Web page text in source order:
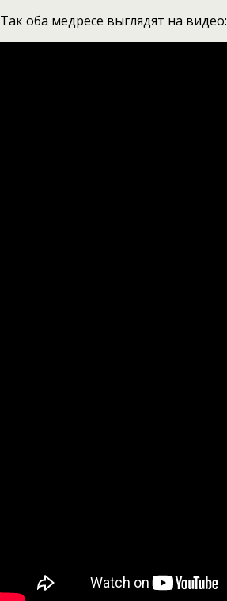
Так оба медресе выглядят на видео: